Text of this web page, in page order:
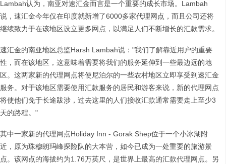
Lambah认为，南亚对速汇金而言是一个重要的成长市场。Lambah
说，速汇金今年仅在印度就新增了6000多家代理网点，而且公司还将
继续致力于在该地区设立更多网点，以满足人们不断增长的汇款需求。
速汇金的南亚地区总监Harsh Lambah说："我们了解靠近用户的重要
性，而在该地区，这意味着需要将我们的服务延伸到一些最边远的地
区。这两家新的代理网点将使尼泊尔的一些农村地区立即享受到速汇金
服务。对于该地区需要使用汇款服务的居民和游客来说，新的代理网点
将使他们免于长途跋涉，过去这里的人们接收汇款通常需要走上至少3
天的路程。"
其中一家新的代理网点Holiday Inn - Gorak Shep位于一个小冰湖附
近，原为珠穆朗玛峰探险队的大本营，如今已成为一处重要的旅游景
点。该网点的海拔约为1.76万英尺，是世界上最高的汇款代理网点。另